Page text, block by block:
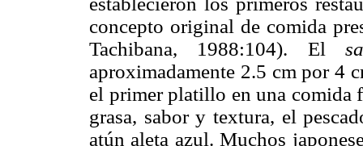
concepto original de comida
Tachibana, 1988:104). El
aproximadamente 2.5 cm por 4
el primer platillo en una comida
grasa, sabor y textura, el
atún aleta azul. Muchos